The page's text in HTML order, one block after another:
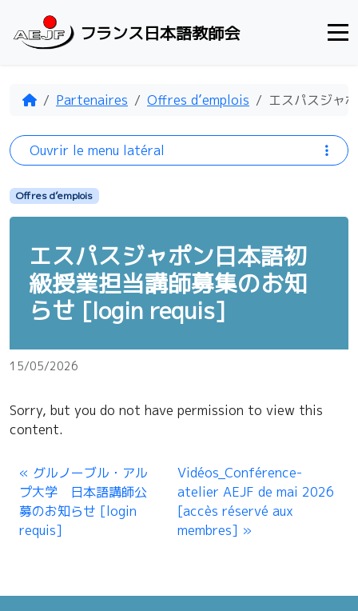
フランス日本語教師会
AccueilPartenaires Offres d’emplois エスパスジャ
Offres d’emplois
エスパスジャポン日本語初
級授業担当講師募集のお知
らせ [login requis]
15/05/2026
Sorry, but you do not have permission to view this
content.
グルノーブル・アル
プ大学 日本語講師公
募のお知らせ [login
requis]
Vidéos_Conférence-
atelier AEJF de mai 2026
[accès réservé aux
membres]
Ouvrir le menu latéral